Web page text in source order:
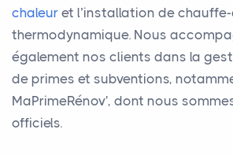
chaleur et l’installation de
thermodynamique. Nous
également nos clients dans la
de primes et subventions,
MaPrimeRénov', dont nous
officiels.